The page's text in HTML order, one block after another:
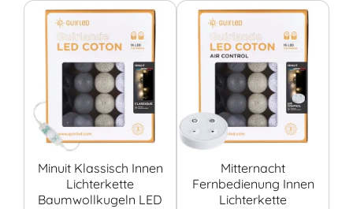
Minuit Klassisch Innen
Lichterkette
Baumwollkugeln LED
Mitternacht
Fernbedienung Innen
Lichterkette